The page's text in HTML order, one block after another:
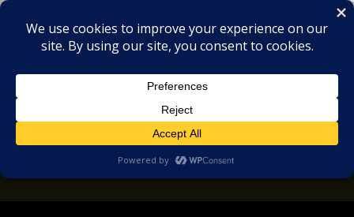
MIX
COLLECTORS
SOULFUL, DEEP HOUSE & GARAGE - MUSIC